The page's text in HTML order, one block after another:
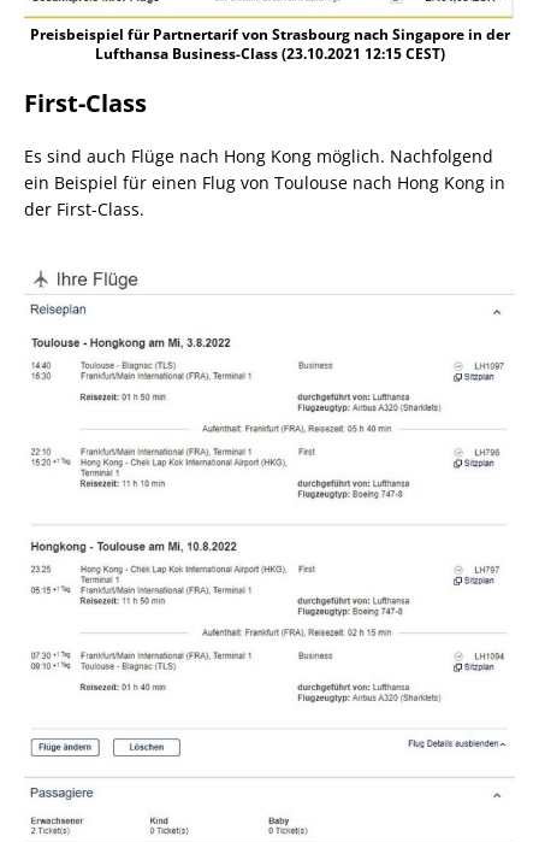
Preisbeispiel für Partnertarif von Strasbourg nach Singapore in der
Lufthansa Business-Class (23.10.2021 12:15 CEST)
First-Class
Es sind auch Flüge nach Hong Kong möglich. Nachfolgend
ein Beispiel für einen Flug von Toulouse nach Hong Kong in
der First-Class.